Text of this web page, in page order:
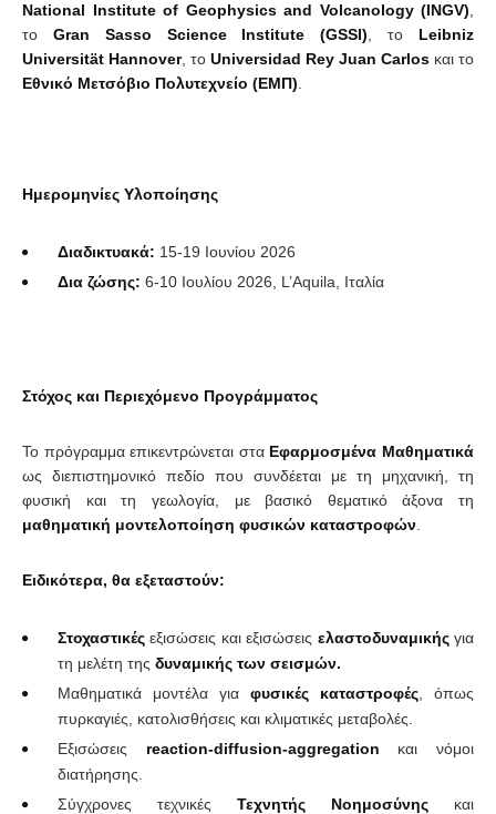
National Institute of Geophysics and Volcanology (INGV)
το Gran Sasso Science Institute (GSSI) , το Leibniz
Universität Hannover, το Universidad Rey Juan Carlos και το
Εθνικό Μετσόβιο Πολυτεχνείο (ΕΜΠ)
Ημερομηνίες Υλοποίησης
Διαδικτυακά: 15-19 Ιουνίου 2026
Δια ζώσης: 6-10 Ιουλίου 2026, L’Aquila, Ιταλία
Στόχος και Περιεχόμενο Προγράμματος
Το πρόγραμμα επικεντρώνεται στα Εφαρμοσμένα Μαθηματικά
ως διεπιστημονικό πεδίο που συνδέεται με τη μηχανική, τη
φυσική και τη γεωλογία, με βασικό θεματικό άξονα τη
μαθηματική μοντελοποίηση φυσικών καταστροφών
Ειδικότερα, θα εξεταστούν:
Στοχαστικές εξισώσεις και εξισώσεις ελαστοδυναμικήςγια
τη μελέτη της δυναμικής των σεισμών.
Μαθηματικά μοντέλα για φυσικές καταστροφές , όπως
πυρκαγιές, κατολισθήσεις και κλιματικές μεταβολές.
Εξισώσεις reaction-diffusion-aggregation και νόμοι
διατήρησης.
Σύγχρονες τεχνικές Τεχνητής Νοημοσύνης και